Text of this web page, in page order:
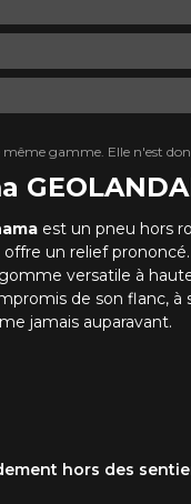
est un pneu hors
un relief
versatile à
de son flanc,
jamais auparavant.
gamme. Elle n'est
hors des